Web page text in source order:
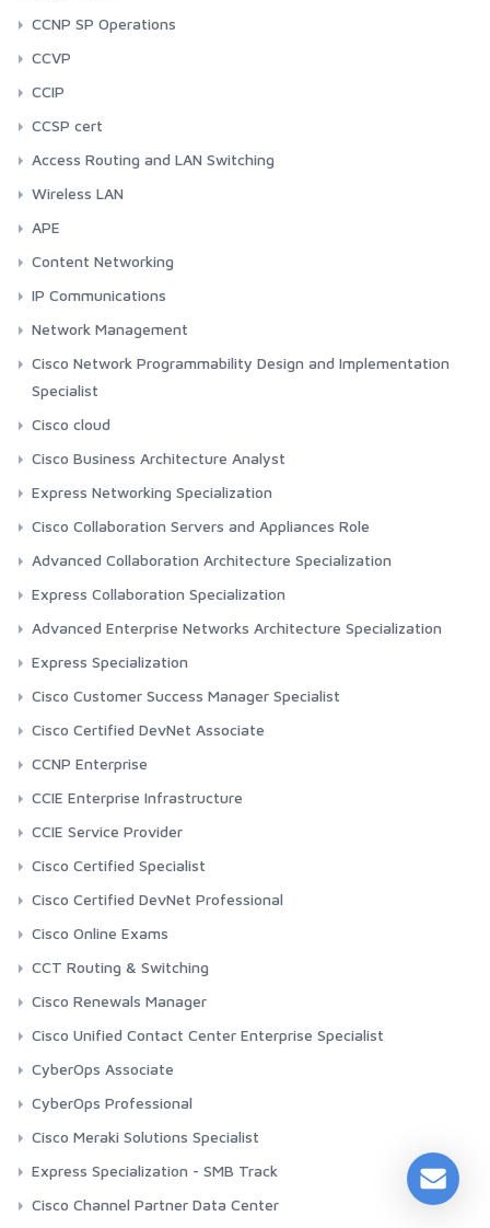
CCNP SP Operations
CCVP
CCIP
CCSP cert
Access Routing and LAN Switching
Wireless LAN
APE
Content Networking
IP Communications
Network Management
Cisco Network Programmability Design and Implementation
Specialist
Cisco cloud
Cisco Business Architecture Analyst
Express Networking Specialization
Cisco Collaboration Servers and Appliances Role
Advanced Collaboration Architecture Specialization
Express Collaboration Specialization
Advanced Enterprise Networks Architecture Specialization
Express Specialization
Cisco Customer Success Manager Specialist
Cisco Certified DevNet Associate
CCNP Enterprise
CCIE Enterprise Infrastructure
CCIE Service Provider
Cisco Certified Specialist
Cisco Certified DevNet Professional
Cisco Online Exams
CCT Routing & Switching
Cisco Renewals Manager
Cisco Unified Contact Center Enterprise Specialist
CyberOps Associate
CyberOps Professional
Cisco Meraki Solutions Specialist
Express Specialization - SMB Track
Cisco Channel Partner Data Center